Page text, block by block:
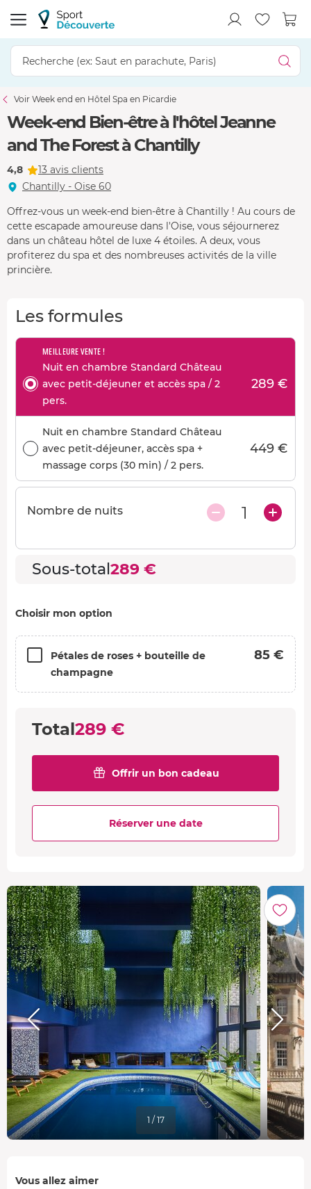
Voir Week end en Hôtel Spa en Picardie
Week-end Bien-être à l'hôtel Jeanne
and The Forest à Chantilly
4,8
13 avis clients
Chantilly - Oise 60
Offrez-vous un week-end bien-être à Chantilly ! Au cours de
cette escapade amoureuse dans l'Oise, vous séjournerez
dans un château hôtel de luxe 4 étoiles. A deux, vous
profiterez du spa et des nombreuses activités de la ville
princière.
Les formules
MEILLEURE VENTE !
Nuit en chambre Standard Château
avec petit-déjeuner et accès spa / 2
pers.
289 €
Nuit en chambre Standard Château
avec petit-déjeuner, accès spa +
massage corps (30 min) / 2 pers.
449 €
Nombre de nuits 1
Sous-total289 €
Choisir mon option
Pétales de roses + bouteille de
champagne
85 €
Total289 €
Offrir un bon cadeau
Réserver une date
1 / 17
Vous allez aimer